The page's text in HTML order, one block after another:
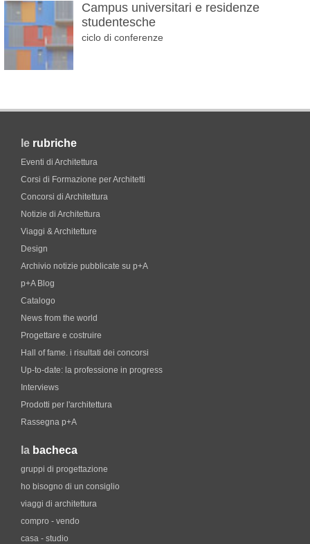
Campus universitari e residenze
studentesche
ciclo di conferenze
le rubriche
Eventi di Architettura
Corsi di Formazione per Architetti
Concorsi di Architettura
Notizie di Architettura
Viaggi & Architetture
Design
Archivio notizie pubblicate su p+A
p+A Blog
Catalogo
News from the world
Progettare e costruire
Hall of fame. i risultati dei concorsi
Up-to-date: la professione in progress
Interviews
Prodotti per l'architettura
Rassegna p+A
la bacheca
gruppi di progettazione
ho bisogno di un consiglio
viaggi di architettura
compro - vendo
casa - studio